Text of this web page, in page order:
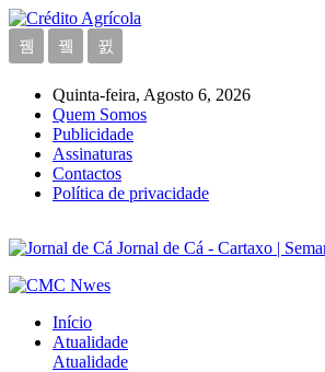
Quinta-feira, Agosto 6, 2026
Quem Somos
Publicidade
Assinaturas
Contactos
Política de privacidade
Jornal de Cá - Cartaxo |
Início
Atualidade
Atualidade